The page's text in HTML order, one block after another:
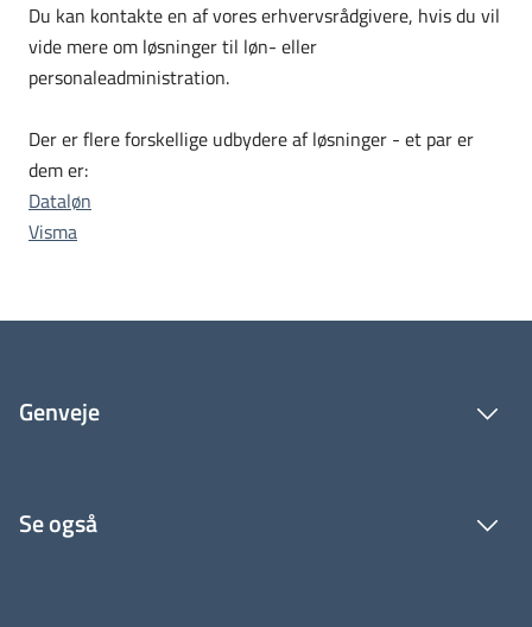
Du kan kontakte en af vores erhvervsrådgivere, hvis du vil
vide mere om løsninger til løn- eller
personaleadministration.
Der er flere forskellige udbydere af løsninger - et par er
dem er:
Dataløn
Visma
Genveje
Se også